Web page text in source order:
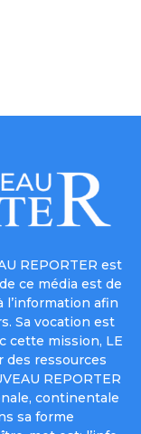
REPORTER est
ce média est de
l’information afin
Sa vocation est
cette mission, LE
des ressources
REPORTER
continentale
sa forme